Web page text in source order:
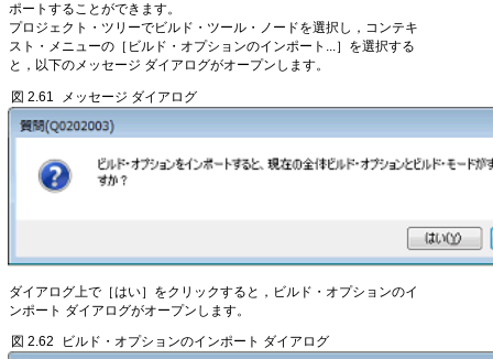
ポートすることができます。
プロジェクト・ツリーでビルド・ツール・ノードを選択し，コンテキ
スト・メニューの［ビルド・オプションのインポート...］を選択する
と，以下のメッセージ ダイアログがオープンします。
図 2.61 メッセージ ダイアログ
ダイアログ上で［はい］をクリックすると，ビルド・オプションのイ
ンポート ダイアログがオープンします。
図 2.62 ビルド・オプションのインポート ダイアログ